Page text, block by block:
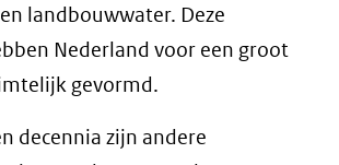
landbouwwater. Deze
Nederland voor een groot
gevormd.
decennia zijn andere